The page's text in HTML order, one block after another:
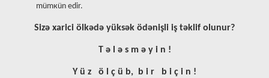
mümкün еdir.
Sizə xarici ölkədə yüksək ödənişli iş təklif olunur?
T ə l ə s m ə y i n !
Y ü z ö l ç ü b, b i r b i ç i n !